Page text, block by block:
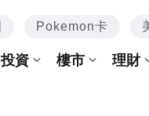
Pokemon卡
投資 樓市 理財